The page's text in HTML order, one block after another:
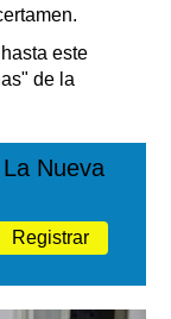
este
de la
Nueva
Registrar